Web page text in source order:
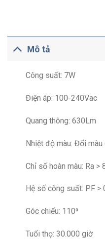
Mô tả
Công suất: 7W
Điện áp: 100-240Vac
Quang thông: 630Lm
Nhiệt độ màu: Đổi
Chỉ số hoàn màu: Ra >
Hệ số công suất: PF >
Góc chiếu: 110⁰
Tuổi thọ: 30.000 giờ